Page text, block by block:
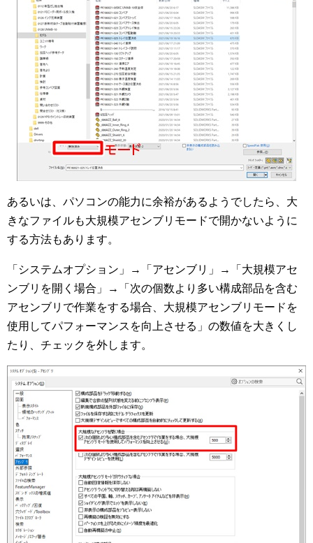
あるいは、パソコンの能力に余裕があるようでしたら、大
きなファイルも大規模アセンブリモードで開かないように
する方法もあります。
「システムオプション」→「アセンブリ」→「大規模アセ
ンブリを開く場合」→「次の個数より多い構成部品を含む
アセンブリで作業をする場合、大規模アセンブリモードを
使用してパフォーマンスを向上させる」の数値を大きくし
たり、チェックを外します。